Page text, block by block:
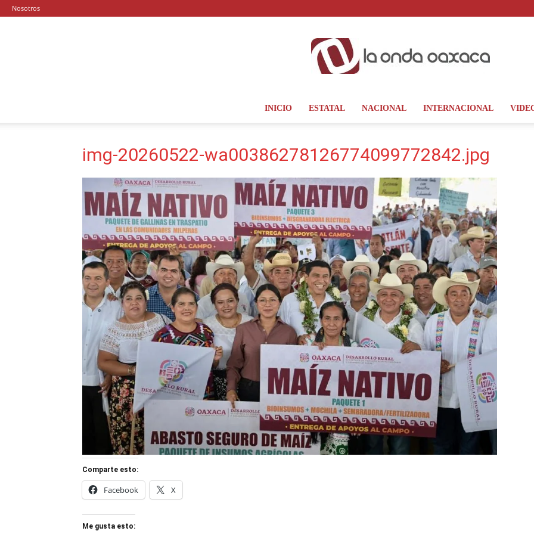
Nosotros
La
Onda
Oaxaca
INICIO ESTATAL NACIONAL INTERNACIONAL
img-20260522-wa00386278126774099772842.jpg
Comparte esto:
Facebook X
Me gusta esto: